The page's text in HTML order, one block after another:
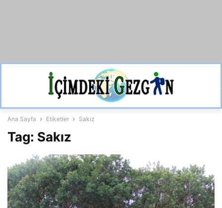
Ana Sayfa Etiketler Sakız
Tag: Sakız